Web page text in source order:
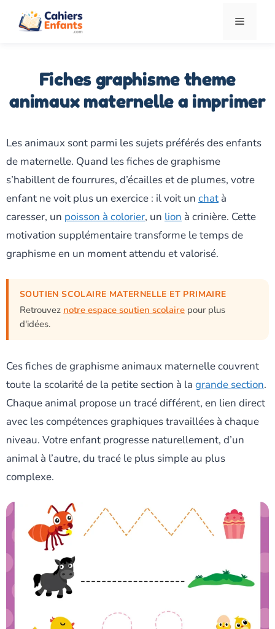
Menu
Fiches graphisme theme
animaux maternelle a imprimer
Les animaux sont parmi les sujets préférés des enfants
de maternelle. Quand les fiches de graphisme
s’habillent de fourrures, d’écailles et de plumes, votre
enfant ne voit plus un exercice : il voit un chat à
caresser, un poisson à colorier, un lion à crinière. Cette
motivation supplémentaire transforme le temps de
graphisme en un moment attendu et valorisé.
SOUTIEN SCOLAIRE MATERNELLE ET PRIMAIRE
Retrouvez notre espace soutien scolaire pour plus
d'idées.
Ces fiches de graphisme animaux maternelle couvrent
toute la scolarité de la petite section à la grande section.
Chaque animal propose un tracé différent, en lien direct
avec les compétences graphiques travaillées à chaque
niveau. Votre enfant progresse naturellement, d’un
animal à l’autre, du tracé le plus simple au plus
complexe.